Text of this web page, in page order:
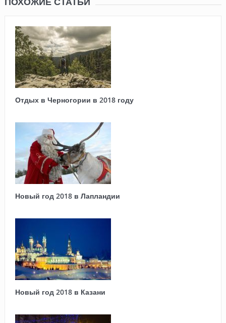
ПОХОЖИЕ СТАТЬИ
Отдых в Черногории в 2018 году
Новый год 2018 в Лапландии
Новый год 2018 в Казани